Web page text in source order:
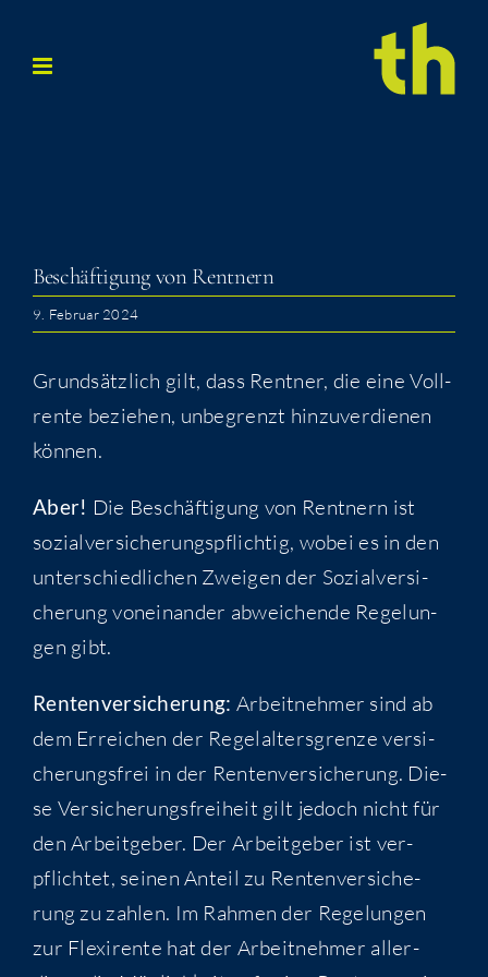
Inhalt
Beschäf­ti­gung von Rentnern
9. Februar 2024
Grund­sätz­lich gilt, dass Rent­ner, die eine Voll­
ren­te bezie­hen, unbe­grenzt hin­zu­ver­die­nen
können.
Aber! Die Beschäf­ti­gung von Rent­nern ist
sozi­al­ver­si­che­rungs­pflich­tig, wobei es in den
unter­schied­li­chen Zwei­gen der Sozi­al­ver­si­
che­rung von­ein­an­der abwei­chen­de Rege­lun­
gen gibt.
Ren­ten­ver­si­che­rung: Arbeit­neh­mer sind ab
dem Errei­chen der Regel­al­ters­gren­ze ver­si­
che­rungs­frei in der Ren­ten­ver­si­che­rung. Die­
se Ver­si­che­rungs­frei­heit gilt jedoch nicht für
den Arbeit­ge­ber. Der Arbeit­ge­ber ist ver­
pflich­tet, sei­nen Anteil zu Ren­ten­ver­si­che­
rung zu zah­len. Im Rah­men der Rege­lun­gen
zur Fle­xi­ren­te hat der Arbeit­neh­mer aller­